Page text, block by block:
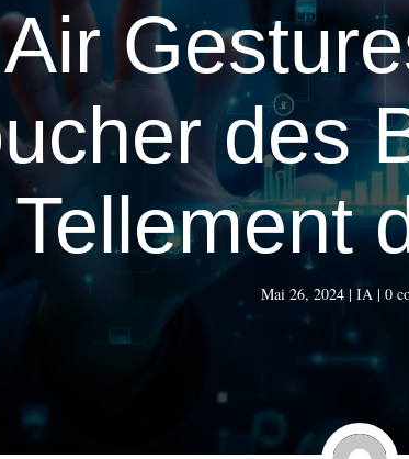
des
Tellement
Mai 26, 2024| IA| 0